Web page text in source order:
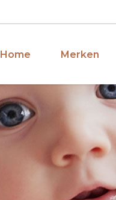
Home Merken